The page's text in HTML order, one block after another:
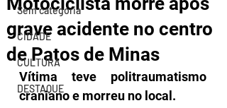
Sem categoria
CIDADE
CULTURA
DESTAQUE
grave acidente no centro
de Patos de Minas
Vítima teve politraumatismo
craniano e morreu no local.